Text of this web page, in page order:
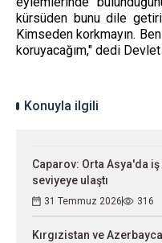
kürsüden bunu dile
Kimseden korkmayın.
koruyacağım," dedi Devlet
Konuyla ilgili
Caparov: Orta Asya'da
seviyeye ulaştı
31 Temmuz 2026 316
Kırgızistan ve